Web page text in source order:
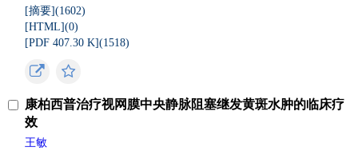
[摘要](1602)
[HTML](0)
[PDF 407.30 K](1518)
康柏西普治疗视网膜中央静脉阻塞继发黄斑水肿的临床疗
效
王敏